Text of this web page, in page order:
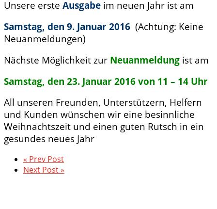
Unsere erste Ausgabe im neuen Jahr ist am
Samstag, den 9. Januar 2016 (Achtung: Keine
Neuanmeldungen)
Nächste Möglichkeit zur Neuanmeldung ist am
Samstag, den 23. Januar 2016 von 11 – 14 Uhr
All unseren Freunden, Unterstützern, Helfern
und Kunden wünschen wir eine besinnliche
Weihnachtszeit und einen guten Rutsch in ein
gesundes neues Jahr
« Prev Post
Next Post »